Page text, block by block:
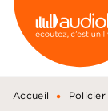
MENU
PIED DE PAGE
Accueil •